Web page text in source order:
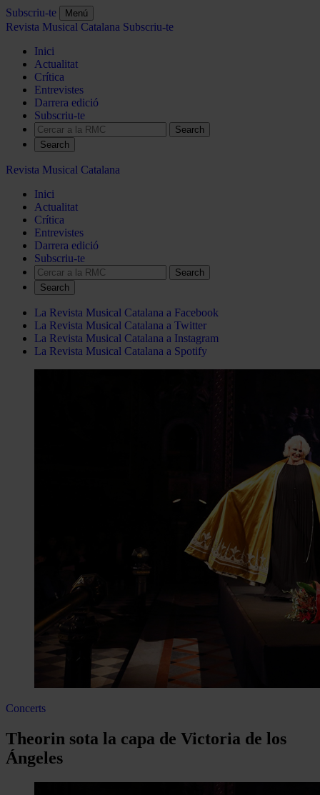
Subscriu-te Menú
Revista Musical Catalana Subscriu-te
Inici
Actualitat
Crítica
Entrevistes
Darrera edició
Subscriu-te
Search
Revista Musical Catalana
Inici
Actualitat
Crítica
Entrevistes
Darrera edició
Subscriu-te
Search
La Revista Musical Catalana a Facebook
La Revista Musical Catalana a Twitter
La Revista Musical Catalana a Instagram
La Revista Musical Catalana a Spotify
Concerts
Theorin sota la capa de Victoria de los
Ángeles